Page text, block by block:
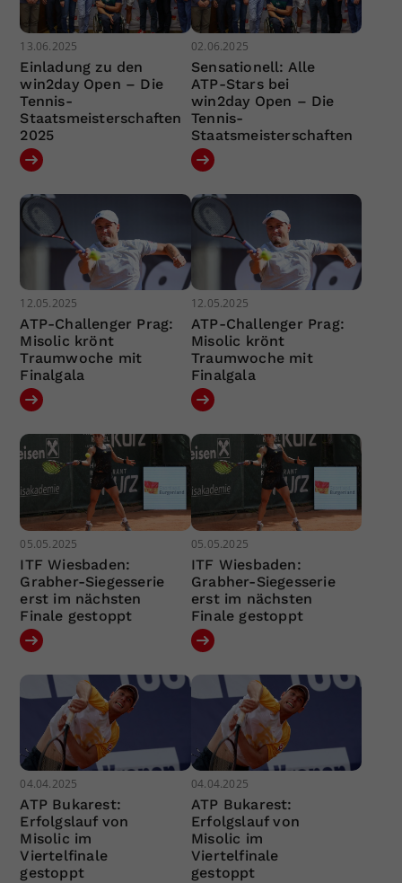
13.06.2025
Einladung zu den
win2day Open – Die
Tennis-
Staatsmeisterschaften
2025
02.06.2025
Sensationell: Alle
ATP-Stars bei
win2day Open – Die
Tennis-
Staatsmeisterschaften
12.05.2025
ATP-Challenger Prag:
Misolic krönt
Traumwoche mit
Finalgala
12.05.2025
ATP-Challenger Prag:
Misolic krönt
Traumwoche mit
Finalgala
05.05.2025
ITF Wiesbaden:
Grabher-Siegesserie
erst im nächsten
Finale gestoppt
05.05.2025
ITF Wiesbaden:
Grabher-Siegesserie
erst im nächsten
Finale gestoppt
04.04.2025
ATP Bukarest:
Erfolgslauf von
Misolic im
Viertelfinale
gestoppt
04.04.2025
ATP Bukarest:
Erfolgslauf von
Misolic im
Viertelfinale
gestoppt